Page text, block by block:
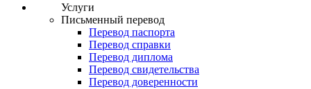
Услуги
Письменный перевод
Перевод паспорта
Перевод справки
Перевод диплома
Перевод свидетельства
Перевод доверенности